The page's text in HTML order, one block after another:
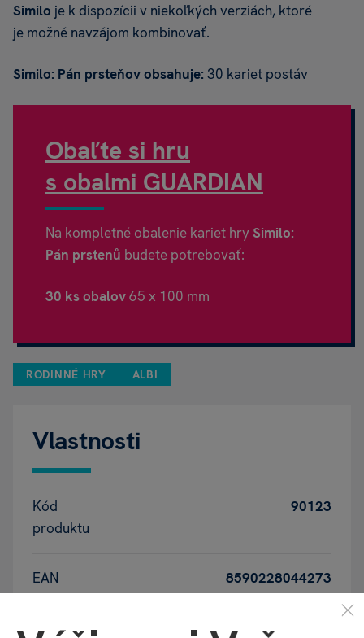
Similo je k dispozícii v niekoľkých verziách, ktoré
je možné navzájom kombinovať.
Similo: Pán prsteňov obsahuje: 30 kariet postáv
Obaľte si hru
s obalmi GUARDIAN
Na kompletné obalenie kariet hrySimilo:
Pán prstenů budete potrebovať:
30 ks obalov65 x 100 mm
RODINNÉ HRY ALBI
Vlastnosti
Kód
produktu
90123
EAN 8590228044273
Katalógové